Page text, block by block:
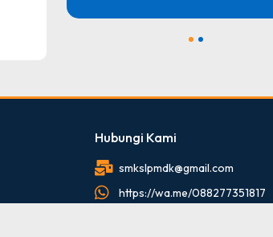
Hubungi Kami
smkslpmdk@gmail.com
https://wa.me/088277351817